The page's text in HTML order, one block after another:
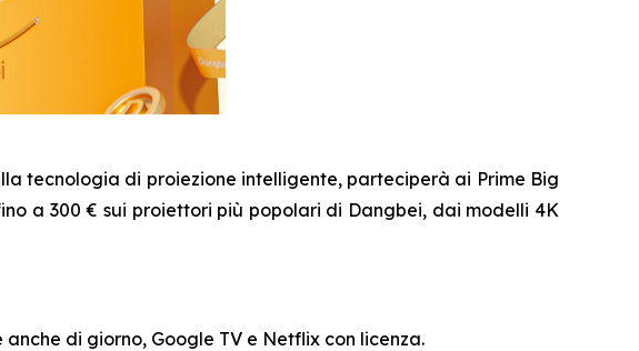
tecnologia di proiezione intelligente, parteciperà ai Prime Big
a 300 € sui proiettori più popolari di Dangbei, dai modelli 4K
di giorno, Google TV e Netflix con licenza.